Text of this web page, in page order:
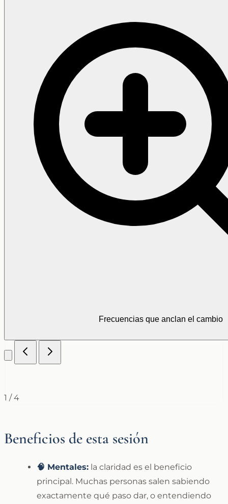
Frecuencias que anclan el cambio
1 /4
Beneficios de esta sesión
🧠 Mentales: la claridad es el beneficio
principal. Muchas personas salen sabiendo
exactamente qué paso dar, o entendiendo